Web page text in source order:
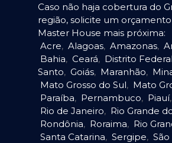
Caso não haja cobertura do
região, solicite um
Master House mais próxima:
Acre, Alagoas, Amazonas,
Bahia, Ceará, Distrito Federal
Santo, Goiás, Maranhão,
Mato Grosso do Sul, Mato
Paraíba, Pernambuco, Piauí,
Rio de Janeiro, Rio Grande
Rondônia, Roraima, Rio
Santa Catarina, Sergipe,